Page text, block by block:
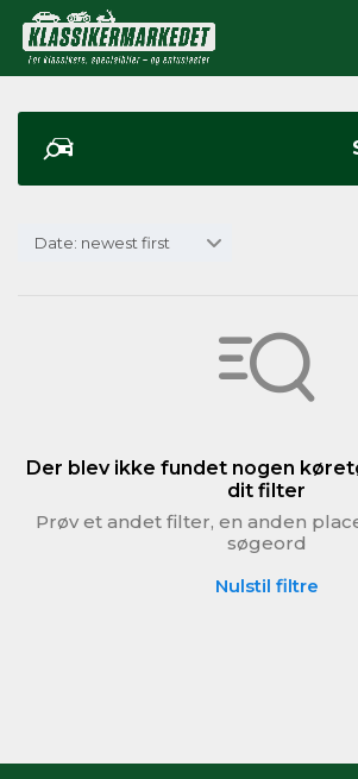
Date: newest first
Der blev ikke fundet nogen
dit filter
Prøv et andet filter, en anden
søgeord
Nulstil filtre